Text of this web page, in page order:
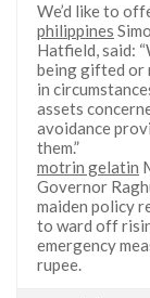
We’d like to
philippines
Hatfield, said:
being gifted or
in
assets
avoidance
them.”
motrin gelatin
Governor
maiden policy
to ward off
emergency
rupee.